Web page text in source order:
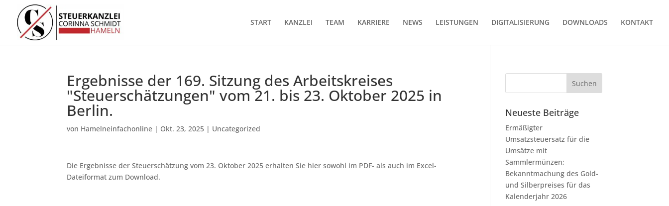
START KANZLEI TEAM KARRIERE NEWS LEISTUNGEN DIGITALISIERUNG DOWNLOADS KONTAKT
Ergebnisse der 169. Sitzung des Arbeitskreises
"Steuerschätzungen" vom 21. bis 23. Oktober 2025 in
Berlin.
von Hamelneinfachonline | Okt. 23, 2025 | Uncategorized
Die Ergebnisse der Steuerschätzung vom 23. Oktober 2025 erhalten Sie hier sowohl im PDF- als auch im Excel-
Dateiformat zum Download.
Neueste Beiträge
Ermäßigter
Umsatzsteuersatz für die
Umsätze mit
Sammlermünzen;
Bekanntmachung des Gold-
und Silberpreises für das
Kalenderjahr 2026